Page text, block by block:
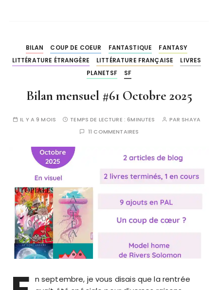
BILAN COUP DE COEUR FANTASTIQUE
FANTASY
LITTÉRATURE ÉTRANGÈRE
LITTÉRATURE FRANÇAISE
LIVRES
PLANETSF
SF
Bilan mensuel #61 Octobre 2025
IL Y A 9 MOIS TEMPS DE LECTURE :6MINUTES PAR SHAYA
11 COMMENTAIRES
n septembre, je vous disais que la rentrée